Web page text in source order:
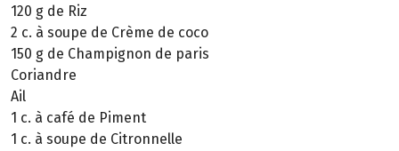
120 g de Riz
2 c. à soupe de Crème de coco
150 g de Champignon de paris
Coriandre
Ail
1 c. à café de Piment
1 c. à soupe de Citronnelle